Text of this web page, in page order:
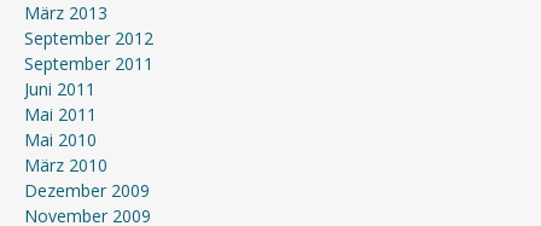
März 2013
September 2012
September 2011
Juni 2011
Mai 2011
Mai 2010
März 2010
Dezember 2009
November 2009